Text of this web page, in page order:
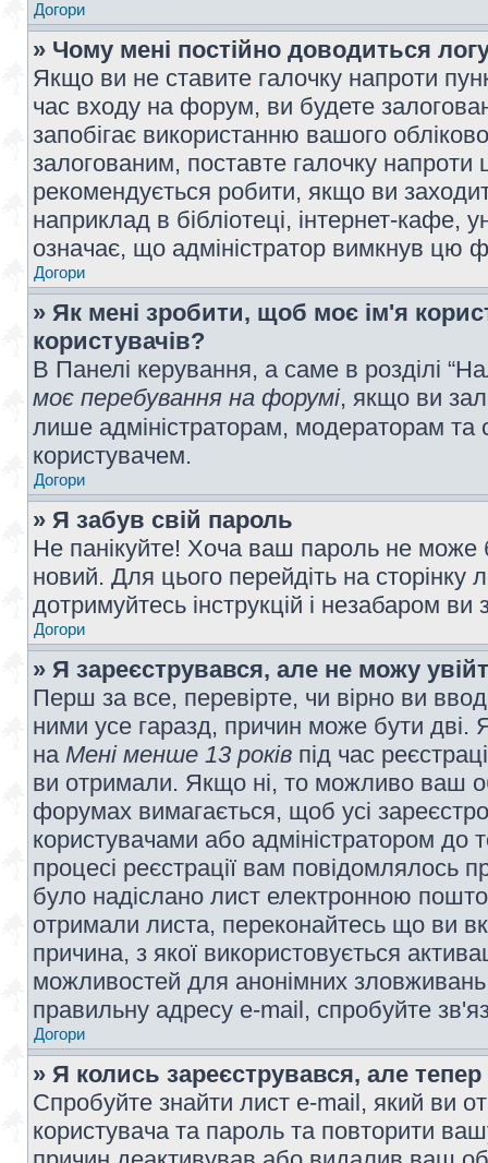
Догори
» Чому мені постійно доводиться
Якщо ви не ставите галочку напроти
час входу на форум, ви будете
запобігає використанню вашого
залогованим, поставте галочку
рекомендується робити, якщо ви
наприклад в бібліотеці, інтернет-кафе,
означає, що адміністратор вимкнув цю
Догори
» Як мені зробити, щоб моє ім'я
користувачів?
В Панелі керування, а саме в розділі
моє перебування на форумі, якщо ви
лише адміністраторам, модераторам
користувачем.
Догори
» Я забув свій пароль
Не панікуйте! Хоча ваш пароль не може
новий. Для цього перейдіть на сторінку
дотримуйтесь інструкцій і незабаром
Догори
» Я зареєструвався, але не можу
Перш за все, перевірте, чи вірно ви
ними усе гаразд, причин може бути дві.
на Мені менше 13 років під час
ви отримали. Якщо ні, то можливо ваш
форумах вимагається, щоб усі
користувачами або адміністратором до
процесі реєстрації вам повідомлялось
було надіслано лист електронною
отримали листа, переконайтесь що ви
причина, з якої використовується
можливостей для анонімних
правильну адресу e-mail, спробуйте
Догори
» Я колись зареєструвався, але
Спробуйте знайти лист e-mail, який ви
користувача та пароль та повторити